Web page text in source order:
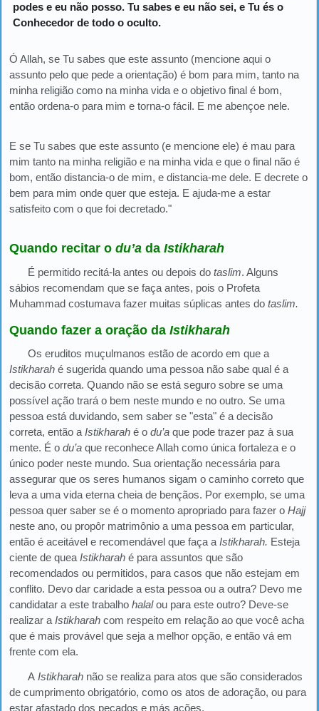
podes e eu não posso. Tu sabes e eu não sei, e Tu és o
Conhecedor de todo o oculto.
Ó Allah, se Tu sabes que este assunto (mencione aqui o
assunto pelo que pede a orientação) é bom para mim, tanto na
minha religião como na minha vida e o objetivo final é bom,
então ordena-o para mim e torna-o fácil. E me abençoe nele.
E se Tu sabes que este assunto (e mencione ele) é mau para
mim tanto na minha religião e na minha vida e que o final não é
bom, então distancia-o de mim, e distancia-me dele. E decrete o
bem para mim onde quer que esteja. E ajuda-me a estar
satisfeito com o que foi decretado."
Quando recitar o du’a da Istikharah
É permitido recitá-la antes ou depois dotaslim. Alguns
sábios recomendam que se faça antes, pois o Profeta
Muhammad costumava fazer muitas súplicas antes do taslim.
Quando fazer a oração da Istikharah
Os eruditos muçulmanos estão de acordo em que a
Istikharah é sugerida quando uma pessoa não sabe qual é a
decisão correta. Quando não se está seguro sobre se uma
possível ação trará o bem neste mundo e no outro. Se uma
pessoa está duvidando, sem saber se "esta" é a decisão
correta, então a Istikharah é o du’a que pode trazer paz à sua
mente. É o du’a que reconhece Allah como única fortaleza e o
único poder neste mundo. Sua orientação necessária para
assegurar que os seres humanos sigam o caminho correto que
leva a uma vida eterna cheia de bençãos. Por exemplo, se uma
pessoa quer saber se é o momento apropriado para fazer o Hajj
neste ano, ou propôr matrimônio a uma pessoa em particular,
então é aceitável e recomendável que faça a Istikharah. Esteja
ciente de quea Istikharah é para assuntos que são
recomendados ou permitidos, para casos que não estejam em
conflito. Devo dar caridade a esta pessoa ou a outra? Devo me
candidatar a este trabalho halalou para este outro? Deve-se
realizar a Istikharah com respeito em relação ao que você acha
que é mais provável que seja a melhor opção, e então vá em
frente com ela.
A Istikharah não se realiza para atos que são considerados
de cumprimento obrigatório, como os atos de adoração, ou para
estar afastado dos pecados e más ações.